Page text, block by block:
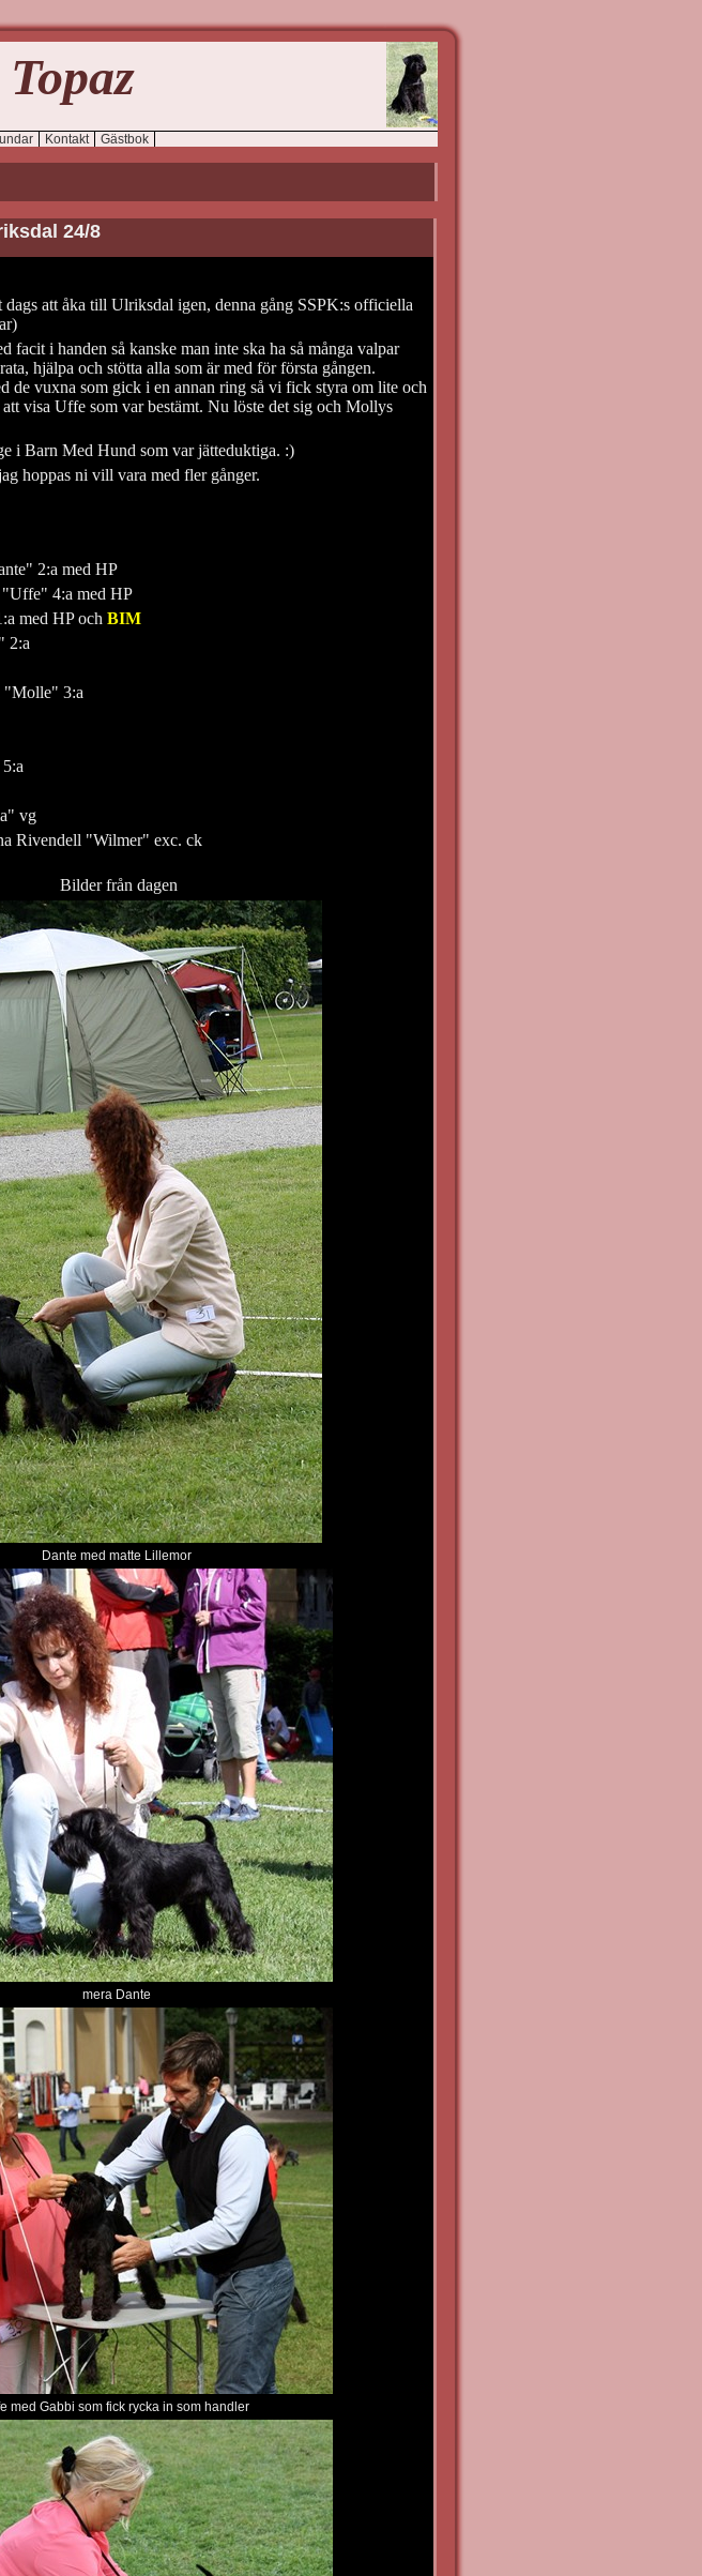
Kontakt Gästbok
24/8
att åka till Ulriksdal igen, denna gång SSPK:s officiella
facit i handen så kanske man inte ska ha så många valpar
hjälpa och stötta alla som är med för första gången.
de vuxna som gick i en annan ring så vi fick styra om lite och
visa Uffe som var bestämt. Nu löste det sig och Mollys
i Barn Med Hund som var jätteduktiga. :)
hoppas ni vill vara med fler gånger.
2:a med HP
4:a med HP
med HP och BIM
2:a
"Molle" 3:a
vg
Rivendell "Wilmer" exc. ck
Bilder från dagen
Dante med matte Lillemor
mera Dante
med Gabbi som fick rycka in som handler